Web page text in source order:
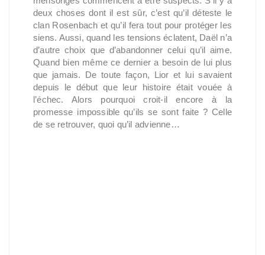
deux choses dont il est sûr, c’est qu’il déteste le
clan Rosenbach et qu’il fera tout pour protéger les
siens. Aussi, quand les tensions éclatent, Daël n’a
d’autre choix que d’abandonner celui qu’il aime.
Quand bien même ce dernier a besoin de lui plus
que jamais. De toute façon, Lior et lui savaient
depuis le début que leur histoire était vouée à
l’échec. Alors pourquoi croit-il encore à la
promesse impossible qu’ils se sont faite ? Celle
de se retrouver, quoi qu’il advienne…